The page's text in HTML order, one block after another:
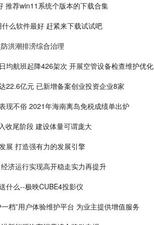
推荐win11系统个版本的下载合集
么软件最好 赶紧来下载试试吧
洪潮排涝综合治理
均航班起降426架次 开展空管设备检查维护优化
22.6亿元 已新增备案创业投资企业8家
现不俗 2021年海南离岛免税成绩单出炉
收尾阶段 建设体量可谓庞大
展 打造强有力的发展引擎
济运行实现高开稳走实力再提升
什么--极映CUBE4投影仪
档”用户体验维护平台 为业主提供增值服务